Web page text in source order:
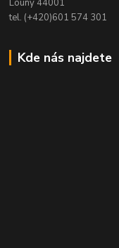
Louny 44001
tel. (+420)601 574 301
Kde nás najdete